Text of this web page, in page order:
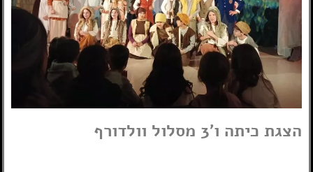
הצגת כיתה ו'3 מסלול וולדורף